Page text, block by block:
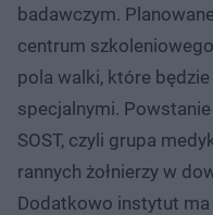
badawczym.
centrum
pola walki, które
specjalnymi.
SOST, czyli grupa
rannych żołnierzy w
Dodatkowo instytut